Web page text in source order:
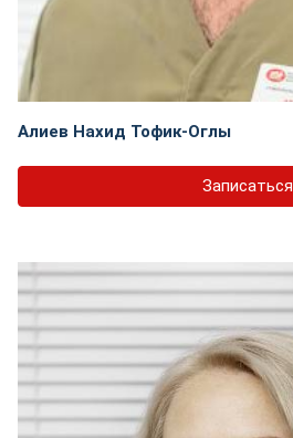
Алиев Нахид Тофик-Оглы
Записаться